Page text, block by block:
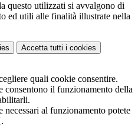
questo utilizzati si avvalgono di
ed utili alle finalità illustrate nella
Accetta tutti i cookies
quali cookie consentire.
consentono il funzionamento della
al funzionamento potete
.